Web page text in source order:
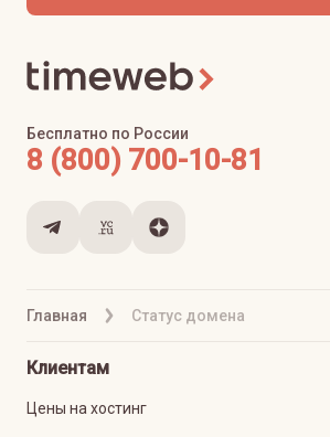
Главная Статус домена
Бесплатно по России
8 (800) 700-10-81
Клиентам
Цены на хостинг